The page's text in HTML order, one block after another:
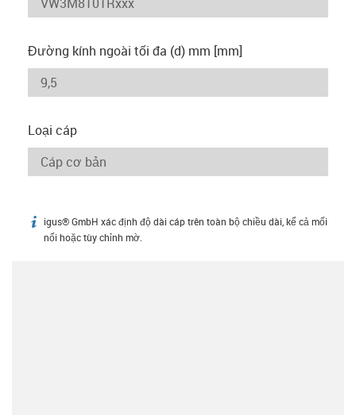
Đường kính ngoài tối đa (d) mm [mm]
Loại cáp
igus-icon-info
igus® GmbH xác định độ dài cáp trên toàn bộ chiều dài, kể cả mối
nối hoặc tùy chỉnh mờ.